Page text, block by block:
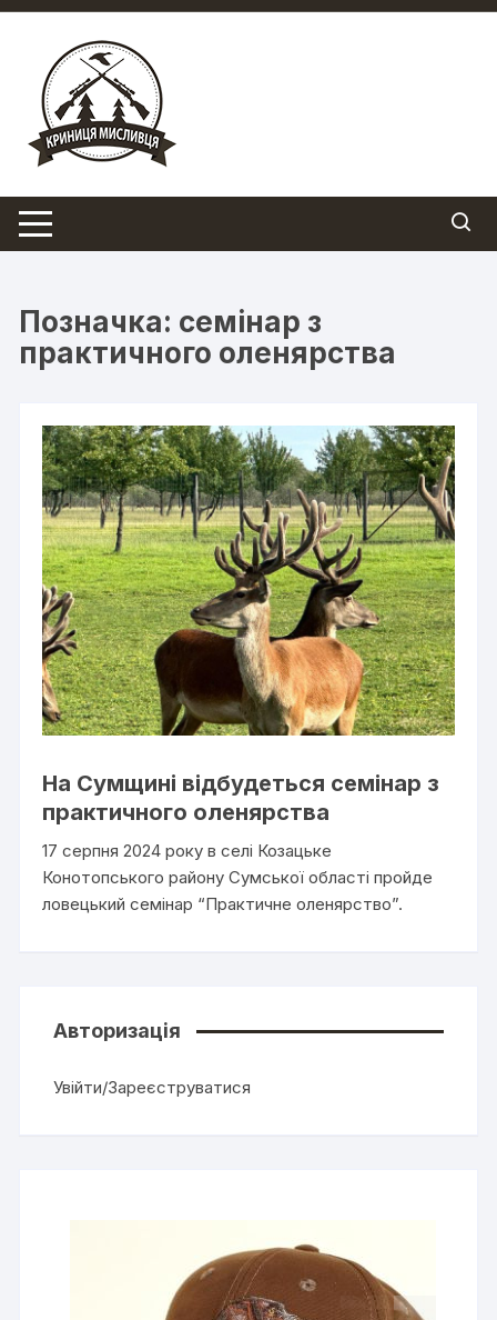
Перейти
вмісту
Позначка: семінар з
практичного оленярства
На Сумщині відбудеться семінар з
практичного оленярства
17 серпня 2024 року в селі Козацьке
Конотопського району Сумської області пройде
ловецький семінар “Практичне оленярство”.
Авторизація
Увійти/Зареєструватися